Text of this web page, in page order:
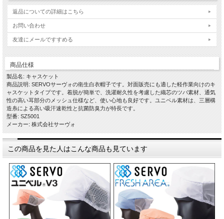
返品についての詳細はこちら
お問い合わせ
友達にメールですすめる
商品仕様
製品名: キャスケット
商品説明: SERVOサーヴォの衛生白衣帽子です。対面販売にも適した軽作業向けのキ
ャスケットタイプです。着脱が簡単で、洗濯耐久性を考慮した織芯のツバ素材、通気
性の高い耳部分のメッシュ仕様など、使い心地も良好です。ユニベル素材は、三層構
造糸による高い吸汗速乾性と抗菌防臭力が特長です。
型番: SZ5001
メーカー: 株式会社サーヴォ
この商品を見た人はこんな商品も見ています